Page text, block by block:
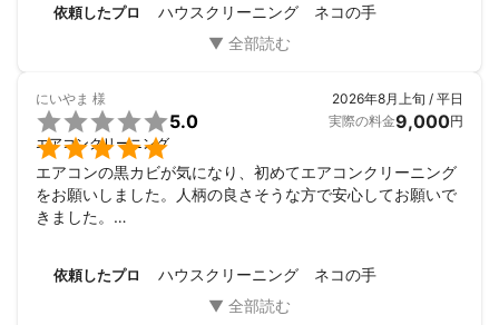
依頼したプロ ハウスクリーニング ネコの手
にいやま 様


5.0
エアコンクリーニング
2026年8月上旬 / 平日
実際の料金9,000円
エアコンの黒カビが気になり、初めてエアコンクリーニング
をお願いしました。人柄の良さそうな方で安心してお願いで
きました。
ありがとうございました。
依頼したプロ ハウスクリーニング ネコの手